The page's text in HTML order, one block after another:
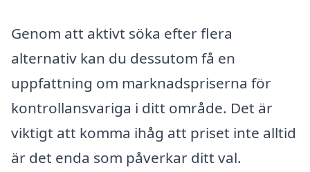
Genom att aktivt söka efter flera
alternativ kan du dessutom få en
uppfattning om marknadspriserna för
kontrollansvariga i ditt område. Det är
viktigt att komma ihåg att priset inte alltid
är det enda som påverkar ditt val.